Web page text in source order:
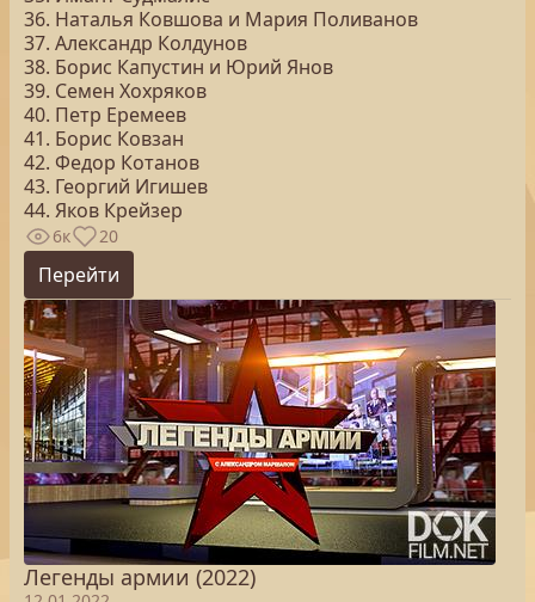
36. Наталья Ковшова и Мария Поливанов
37. Александр Колдунов
38. Борис Капустин и Юрий Янов
39. Семен Хохряков
40. Петр Еремеев
41. Борис Ковзан
42. Федор Котанов
43. Георгий Игишев
44. Яков Крейзер
6к 20
Перейти
Легенды армии (2022)